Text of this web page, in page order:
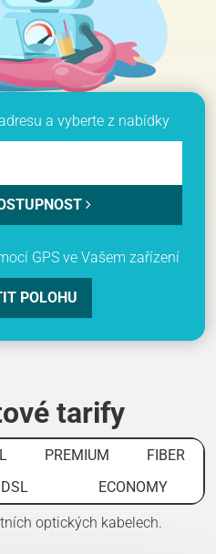
a vyberte z nabídky
GPS ve Vašem zařízení
POLOHU
tarify
PREMIUM
FIBER
DSL ECONOMY
optických kabelech.